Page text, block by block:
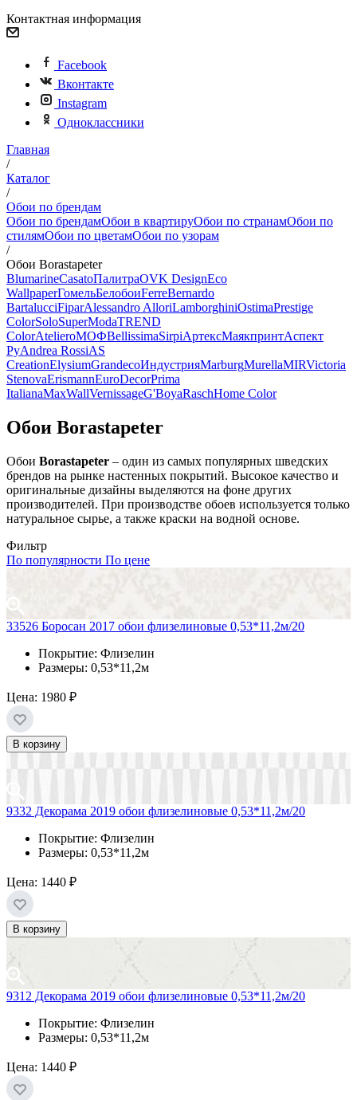
Контактная информация
Facebook
Вконтакте
Instagram
Одноклассники
Главная
/
Каталог
/
Обои по брендам
Обои по брендамОбои в квартируОбои по странамОбои по
стилямОбои по цветамОбои по узорам
/
Обои Borastapeter
BlumarineCasatoПалитраOVK DesignEco
WallpaperГомельБелобоиFerreBernardo
BartalucciFiparAlessandro AlloriLamborghiniOstimaPrestige
ColorSoloSuperModaTREND
ColorAtelieroМОФBellissimaSirpiАртексМаякпринтАспект
РуAndrea RossiAS
CreationElysiumGrandecoИндустрияMarburgMurellaMIRVictoria
StenovaErismannEuroDecorPrima
ItalianaMaxWallVernissageG'BoyaRaschHome Color
Обои Borastapeter
Обои Borastapeter – один из самых популярных шведских
брендов на рынке настенных покрытий. Высокое качество и
оригинальные дизайны выделяются на фоне других
производителей. При производстве обоев используется только
натуральное сырье, а также краски на водной основе.
Фильтр
По популярности По цене
33526 Боросан 2017 обои флизелиновые 0,53*11,2м/20
Покрытие: Флизелин
Размеры: 0,53*11,2м
Цена: 1980 ₽
В корзину
9332 Декорама 2019 обои флизелиновые 0,53*11,2м/20
Покрытие: Флизелин
Размеры: 0,53*11,2м
Цена: 1440 ₽
В корзину
9312 Декорама 2019 обои флизелиновые 0,53*11,2м/20
Покрытие: Флизелин
Размеры: 0,53*11,2м
Цена: 1440 ₽